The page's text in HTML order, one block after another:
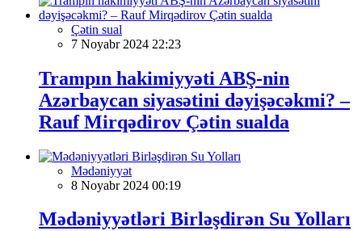
Çətin sual
7 Noyabr 2024 22:23
Trampın hakimiyyəti ABŞ-nin
Azərbaycan siyasətini dəyişəcəkmi? –
Rauf Mirqədirov Çətin sualda
Mədəniyyət
8 Noyabr 2024 00:19
Mədəniyyətləri Birləşdirən Su Yolları